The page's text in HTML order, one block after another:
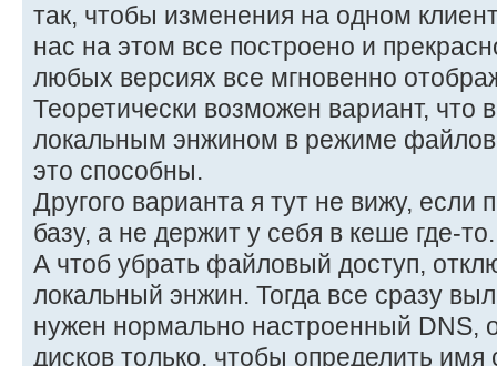
так, чтобы изменения на одном
нас на этом все построено и
любых версиях все мгновенно
Теоретически возможен вариант, что
локальным энжином в режиме
это способны.
Другого варианта я тут не вижу, если
базу, а не держит у себя в кеше где-то.
А чтоб убрать файловый доступ,
локальный энжин. Тогда все сразу
нужен нормально настроенный DNS,
дисков только, чтобы определить